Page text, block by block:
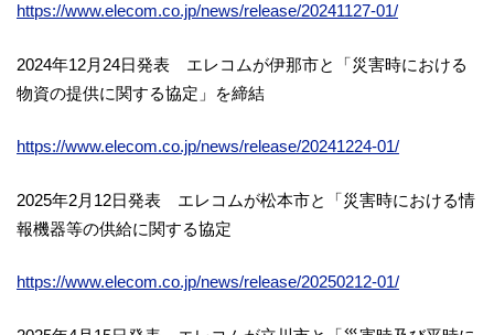
https://www.elecom.co.jp/news/release/20241127-01/
2024年12月24日発表 エレコムが伊那市と「災害時における
物資の提供に関する協定」を締結
https://www.elecom.co.jp/news/release/20241224-01/
2025年2月12日発表 エレコムが松本市と「災害時における情
報機器等の供給に関する協定
https://www.elecom.co.jp/news/release/20250212-01/